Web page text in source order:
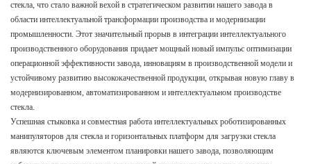
стекла, что стало важной вехой в стратегическом развитии нашего завода в
области интеллектуальной трансформации производства и модернизации
промышленности. Этот значительный прорыв в интеграции интеллектуального
производственного оборудования придает мощный новый импульс оптимизации
операционной эффективности завода, инновациям в производственной модели и
устойчивому развитию высококачественной продукции, открывая новую главу в
модернизированном, автоматизированном и интеллектуальном производстве
стекла.
Успешная стыковка и совместная работа интеллектуальных роботизированных
манипуляторов для стекла и горизонтальных платформ для загрузки стекла
являются ключевым элементом планировки нашего завода, позволяющим